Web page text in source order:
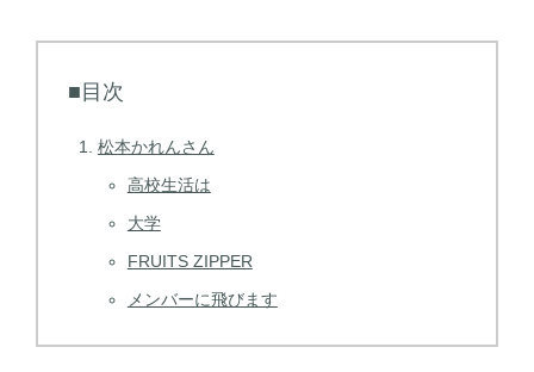
■目次
松本かれんさん
高校生活は
大学
FRUITS ZIPPER
メンバーに飛びます